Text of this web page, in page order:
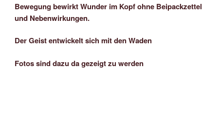
Bewegung bewirkt Wunder im Kopf ohne Beipackzettel
und Nebenwirkungen.
Der Geist entwickelt sich mit den Waden
Fotos sind dazu da gezeigt zu werden